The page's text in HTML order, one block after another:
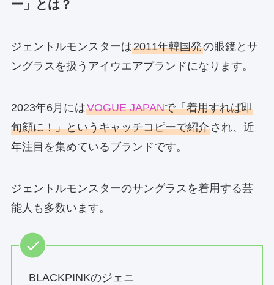
ー」とは？
ジェントルモンスターは2011年韓国発の眼鏡とサ
ングラスを扱うアイウエアブランドになります。
2023年6月にはVOGUE JAPANで「着用すれば即
旬顔に！」というキャッチコピーで紹介され、近
年注目を集めているブランドです。
ジェントルモンスターのサングラスを着用する芸
能人も多数います。
BLACKPINKのジェニ